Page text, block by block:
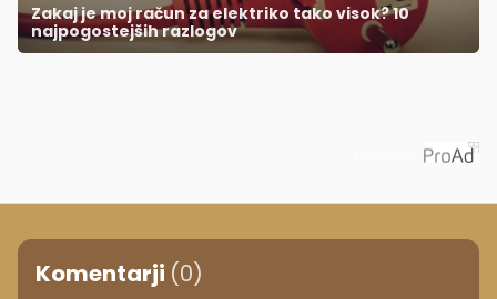
Zakaj je moj račun za elektriko tako visok? 10
najpogostejših razlogov
Komentarji (0)